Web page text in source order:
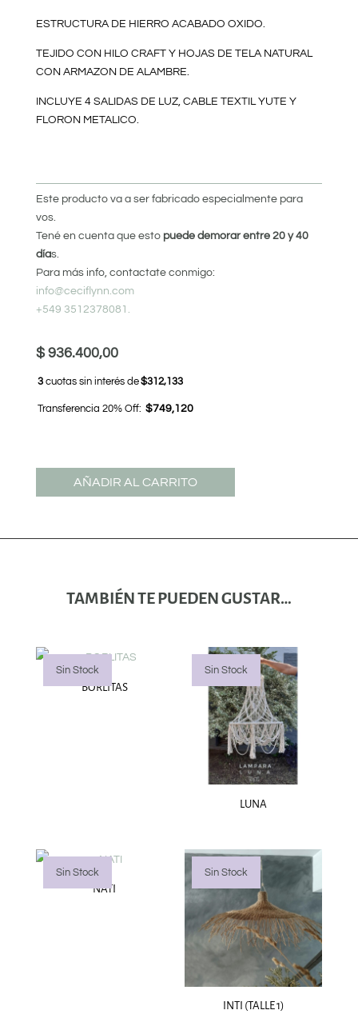
ESTRUCTURA DE HIERRO ACABADO OXIDO.
TEJIDO CON HILO CRAFT Y HOJAS DE TELA NATURAL
CON ARMAZON DE ALAMBRE.
INCLUYE 4 SALIDAS DE LUZ, CABLE TEXTIL YUTE Y
FLORON METALICO.
Este producto va a ser fabricado especialmente para
vos.
Tené en cuenta que esto puede demorar entre 20 y 40
días.
Para más info, contactate conmigo:
info@ceciflynn.com
+549 3512378081.
$936.400,00
3cuotas sin interés de$312,133
Transferencia 20% Off: $749,120
AÑADIR AL CARRITO
TAMBIÉN TE PUEDEN GUSTAR…
Sin Stock
BORLITAS
Sin Stock
LUNA
Sin Stock
NATI
Sin Stock
INTI (TALLE 1)